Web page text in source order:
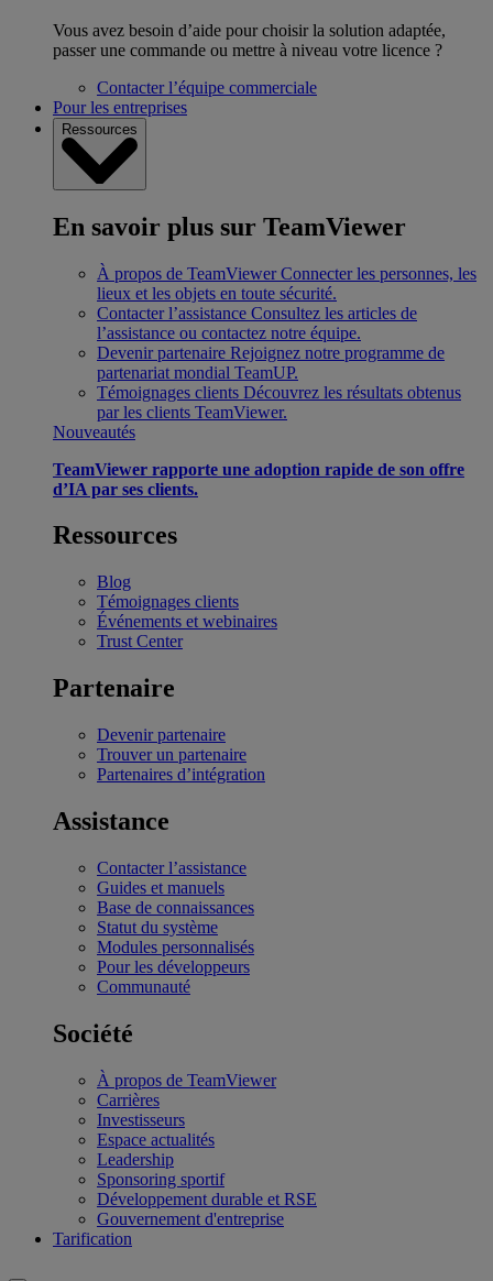
Vous avez besoin d’aide pour choisir la solution adaptée,
passer une commande ou mettre à niveau votre licence ?
Contacter l’équipe commerciale
Pour les entreprises
Ressources
En savoir plus sur TeamViewer
À propos de TeamViewer Connecter les personnes, les
lieux et les objets en toute sécurité.
Contacter l’assistance Consultez les articles de
l’assistance ou contactez notre équipe.
Devenir partenaire Rejoignez notre programme de
partenariat mondial TeamUP.
Témoignages clients Découvrez les résultats obtenus
par les clients TeamViewer.
Nouveautés
TeamViewer rapporte une adoption rapide de son offre
d’IA par ses clients.
Ressources
Blog
Témoignages clients
Événements et webinaires
Trust Center
Partenaire
Devenir partenaire
Trouver un partenaire
Partenaires d’intégration
Assistance
Contacter l’assistance
Guides et manuels
Base de connaissances
Statut du système
Modules personnalisés
Pour les développeurs
Communauté
Société
À propos de TeamViewer
Carrières
Investisseurs
Espace actualités
Leadership
Sponsoring sportif
Développement durable et RSE
Gouvernement d'entreprise
Tarification